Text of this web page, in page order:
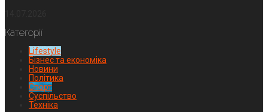
Категорії
Lifestyle
Бізнес та економіка
Новини
Політика
Спорт
Суспільство
Техніка